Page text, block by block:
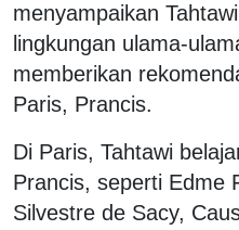
menyampaikan
lingkungan ulama-
memberikan
Paris, Prancis.
Di Paris, Tahtawi
Prancis, seperti Edme
Silvestre de Sacy,